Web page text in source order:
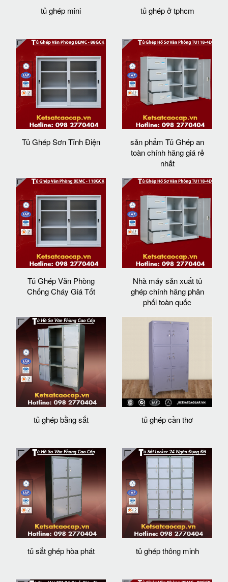
tủ ghép mini tủ ghép ở tphcm
Tủ Ghép Sơn Tĩnh Điện
sản phẩm Tủ Ghép an
toàn chính hãng giá rẻ
nhất
Tủ Ghép Văn Phòng
Chống Cháy Giá Tốt
Nhà máy sản xuất tủ
ghép chính hãng phân
phối toàn quốc
tủ ghép bằng sắt tủ ghép cần thơ
tủ sắt ghép hòa phát tủ ghép thông minh